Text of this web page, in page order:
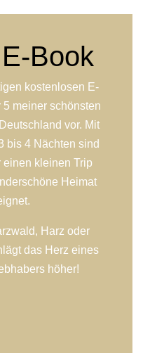
Book
kostenlosen E-
5 meiner schönsten
vor. Mit
bis 4 Nächten sind
einen kleinen Trip
Heimat
Harz oder
das Herz eines
höher!